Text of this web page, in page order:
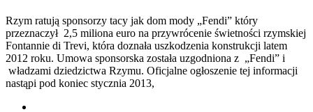
Rzym ratują sponsorzy tacy jak dom mody „Fendi” który
przeznaczył 2,5 miliona euro na przywrócenie świetności rzymskiej
Fontannie di Trevi, która doznała uszkodzenia konstrukcji latem
2012 roku. Umowa sponsorska została uzgodniona z „Fendi” i
władzami dziedzictwa Rzymu. Oficjalne ogłoszenie tej informacji
nastąpi pod koniec stycznia 2013,